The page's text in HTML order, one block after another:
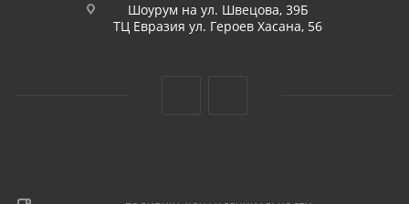
Шоурум на ул. Швецова, 39Б
ТЦ Евразия ул. Героев Хасана, 56